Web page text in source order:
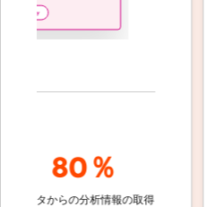
80％
タからの分析情報の取得